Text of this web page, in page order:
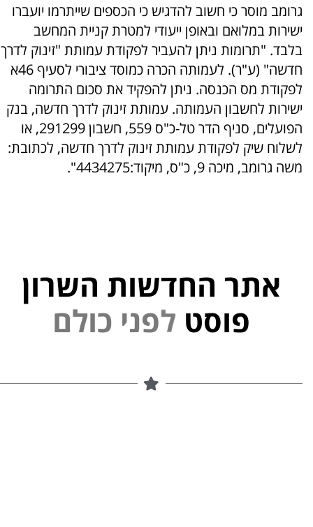
גרומב מוסר כי חשוב להדגיש כי הכספים שייתרמו יועברו
ישירות במלואם ובאופן ייעודי למטרת קניית המחשב
בלבד. "תרומות ניתן להעביר לפקודת עמותת "זינוק לדרך
חדשה" (ע"ר). לעמותה הכרה כמוסד ציבורי לסעיף 46א
לפקודת מס הכנסה. ניתן להפקיד את סכום התרומה
ישירות לחשבון העמותה. עמותת זינוק לדרך חדשה, בנק
הפועלים, סניף הדר טל-כ"ס 559, חשבון 291299, או
לשלוח שיק לפקודת עמותת זינוק לדרך חדשה, לכתובת:
משה גרומב, מיכה 9, כ"ס, מיקוד:4434275".
אתר החדשות השרון
פוסט